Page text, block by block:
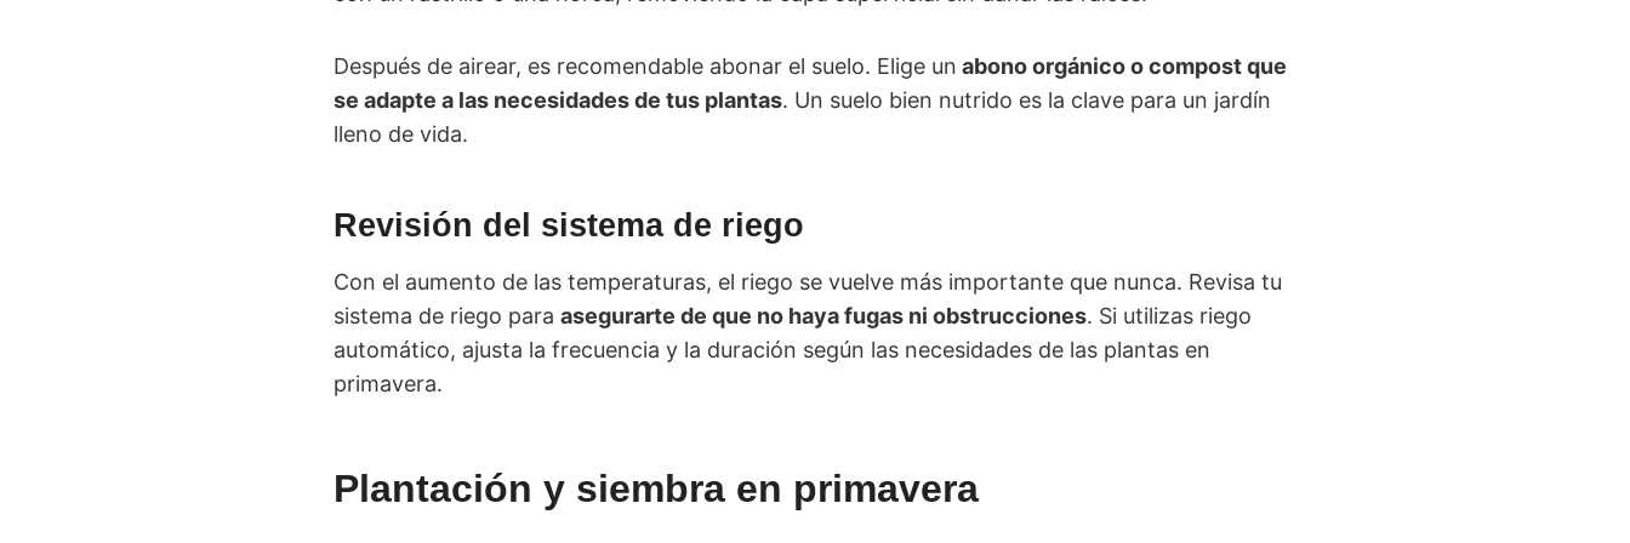
Después de airear, es recomendable abonar el suelo. Elige un abono orgánico o compost que
se adapte a las necesidades de tus plantas. Un suelo bien nutrido es la clave para un jardín
lleno de vida.
Revisión del sistema de riego
Con el aumento de las temperaturas, el riego se vuelve más importante que nunca. Revisa tu
sistema de riego para asegurarte de que no haya fugas ni obstrucciones. Si utilizas riego
automático, ajusta la frecuencia y la duración según las necesidades de las plantas en
primavera.
Plantación y siembra en primavera